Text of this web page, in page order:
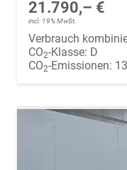
21.790,– €
incl. 19% MwSt.
Verbrauch
CO2-Klasse: D
CO2-Emissionen: